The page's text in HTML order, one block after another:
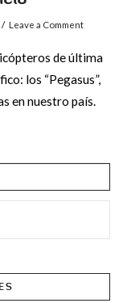
Leave a Comment
de última
los “Pegasus”,
en nuestro país.